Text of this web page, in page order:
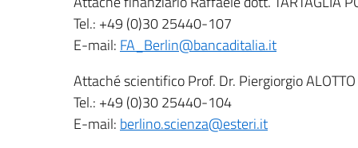
Tel.: +49 (0)30 25440-107
E-mail: FA_Berlin@bancaditalia.it
Attaché scientifico Prof. Dr. Piergiorgio ALOTTO
Tel.: +49 (0)30 25440-104
E-mail: berlino.scienza@esteri.it